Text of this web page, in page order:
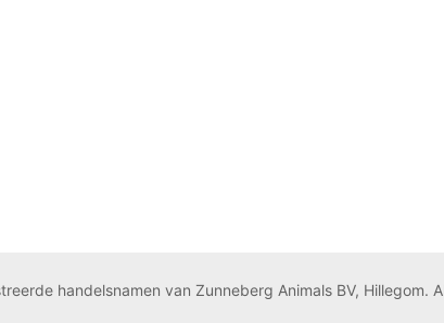
handelsnamen van Zunneberg Animals BV, Hillegom.